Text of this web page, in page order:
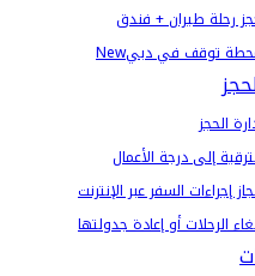
رحلة طيران + فندق
توقف في دبيNew
الحجز
إلى درجة الأعمال
إجراءات السفر عبر الإنترنت
الرحلات أو إعادة جدولتها